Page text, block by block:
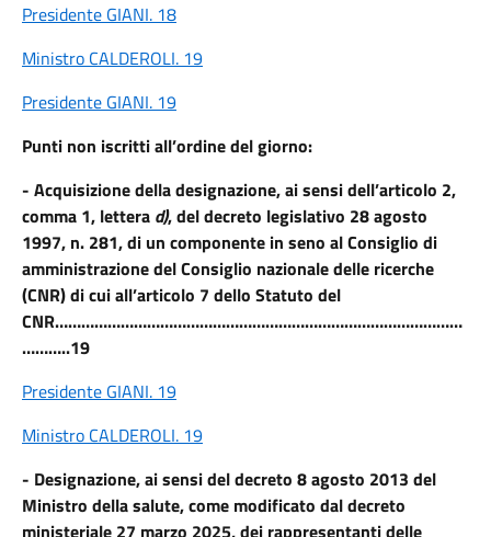
Presidente GIANI. 18
Ministro CALDEROLI. 19
Presidente GIANI. 19
Punti non iscritti all’ordine del giorno:
- Acquisizione della designazione, ai sensi dell’articolo 2,
comma 1, lettera d), del decreto legislativo 28 agosto
1997, n. 281, di un componente in seno al Consiglio di
amministrazione del Consiglio nazionale delle ricerche
(CNR) di cui all’articolo 7 dello Statuto del
CNR…………………………………………………………………………………
………..19
Presidente GIANI. 19
Ministro CALDEROLI. 19
- Designazione, ai sensi del decreto 8 agosto 2013 del
Ministro della salute, come modificato dal decreto
ministeriale 27 marzo 2025, dei rappresentanti delle